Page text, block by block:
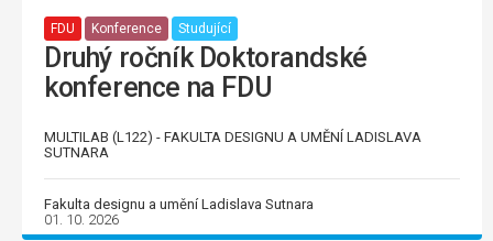
FDU Konference Studující
Druhý ročník Doktorandské
konference na FDU
MULTILAB (L122) - FAKULTA DESIGNU A UMĚNÍ LADISLAVA
SUTNARA
Fakulta designu a umění Ladislava Sutnara
01. 10. 2026